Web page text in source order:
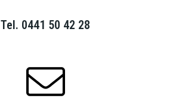
Tel. 0441 50 42 28